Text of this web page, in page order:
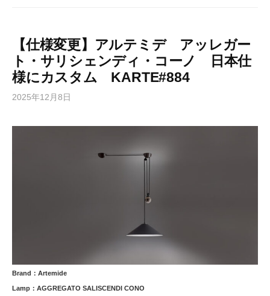
【仕様変更】アルテミデ アッレガー
ト・サリシェンディ・コーノ 日本仕
様にカスタム KARTE#884
2025年12月8日
Brand：Artemide
Lamp：AGGREGATO SALISCENDI CONO